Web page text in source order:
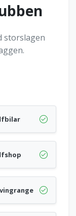
storslagen